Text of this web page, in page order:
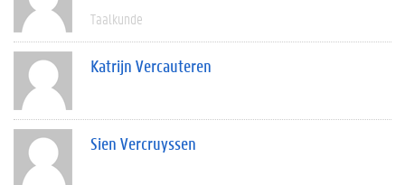
Taalkunde
Katrijn Vercauteren
Sien Vercruyssen